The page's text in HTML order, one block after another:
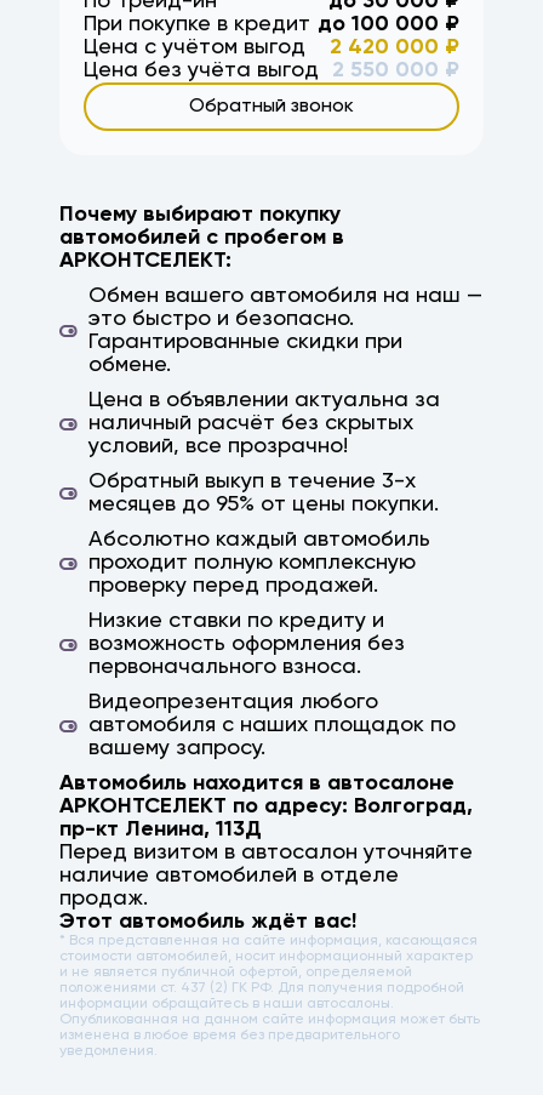
волгоград, волжский, район, третья
продольная, вторая продольная,
Краснодар, Ростов, Ростов-на-Дону,
Саратов, Астрахань, Михайловка, кача,
ерзовка, элиста, калмыкия, камышин,
немецкие авто, гарантия, высокая оценка
При покупке в кредит до 100 000 ₽
Цена с учётом выгод
2 420 000 ₽
Цена без учёта выгод
2 550 000 ₽
Обратный звонок
Почему выбирают покупку
автомобилей с пробегом в
АРКОНТСЕЛЕКТ:
Обмен вашего автомобиля на наш —
это быстро и безопасно.
Гарантированные скидки при
обмене.
Цена в объявлении актуальна за
наличный расчёт без скрытых
условий, все прозрачно!
Обратный выкуп в течение 3-х
месяцев до 95% от цены покупки.
Абсолютно каждый автомобиль
проходит полную комплексную
проверку перед продажей.
Низкие ставки по кредиту и
возможность оформления без
первоначального взноса.
Видеопрезентация любого
автомобиля с наших площадок по
вашему запросу.
Автомобиль находится в автосалоне
АРКОНТСЕЛЕКТ по адресу: Волгоград,
пр-кт Ленина, 113Д
Перед визитом в автосалон уточняйте
наличие автомобилей в отделе
продаж.
Этот автомобиль ждёт вас!
* Вся представленная на сайте информация, касающаяся
стоимости автомобилей, носит информационный характер
и не является публичной офертой, определяемой
положениями ст. 437 (2) ГК РФ. Для получения подробной
информации обращайтесь в наши автосалоны.
Опубликованная на данном сайте информация может быть
изменена в любое время без предварительного
уведомления.